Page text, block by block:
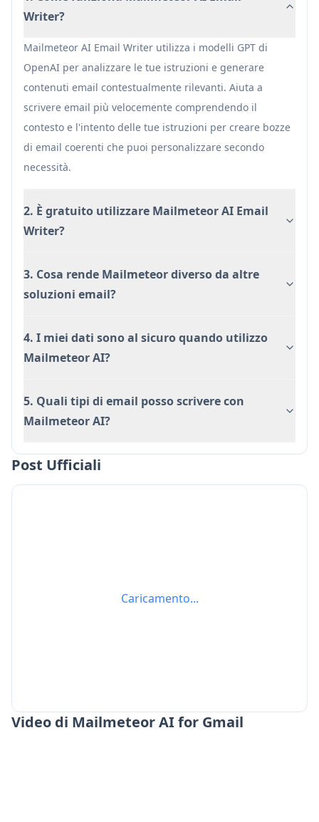
minimi di autorizzazione
Alto punteggio degli utenti (4.9/5) con oltre 5
milioni di utenti
Limitato a 50 email al giorno nel piano gratuito
Alcune funzionalità richiedono un upgrade a
Writer?
Mailmeteor AI Email Writer utilizza i modelli GPT di
OpenAI per analizzare le tue istruzioni e generare
contenuti email contestualmente rilevanti. Aiuta a
scrivere email più velocemente comprendendo il
contesto e l'intento delle tue istruzioni per creare bozze
di email coerenti che puoi personalizzare secondo
necessità.
2. È gratuito utilizzare Mailmeteor AI Email
Writer?
3. Cosa rende Mailmeteor diverso da altre
soluzioni email?
4. I miei dati sono al sicuro quando utilizzo
Mailmeteor AI?
5. Quali tipi di email posso scrivere con
Mailmeteor AI?
Post Ufficiali
Caricamento...
Video di Mailmeteor AI for Gmail